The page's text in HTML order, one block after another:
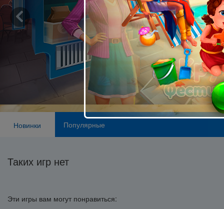
Новинки Популярные
Таких игр нет
Эти игры вам могут понравиться: